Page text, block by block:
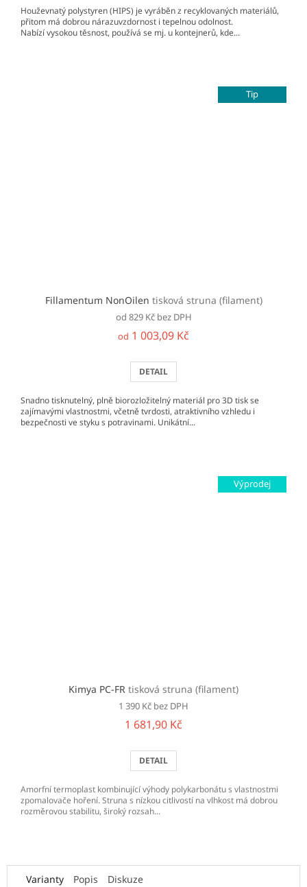
Houževnatý polystyren (HIPS) je vyráběn z recyklovaných materiálů,
přitom má dobrou nárazuvzdornost i tepelnou odolnost.
Nabízí vysokou těsnost, používá se mj. u kontejnerů, kde...
Tip
Fillamentum NonOilen tisková struna (filament)
od 829 Kč bez DPH
od 1 003,09 Kč
DETAIL
Snadno tisknutelný, plně biorozložitelný materiál pro 3D tisk se
zajímavými vlastnostmi, včetně tvrdosti, atraktivního vzhledu i
bezpečnosti ve styku s potravinami. Unikátní...
Výprodej
Kimya PC-FR tisková struna (filament)
1 390 Kč bez DPH
1 681,90 Kč
DETAIL
Amorfní termoplast kombinující výhody polykarbonátu s vlastnostmi
zpomalovače hoření. Struna s nízkou citlivostí na vlhkost má dobrou
rozměrovou stabilitu, široký rozsah...
Varianty Popis Diskuze